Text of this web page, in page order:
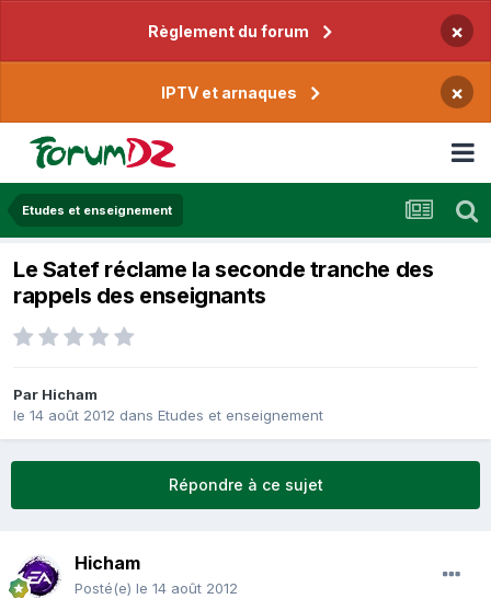
Règlement du forum ×
IPTV et arnaques ×
Etudes et enseignement
Le Satef réclame la seconde tranche des
rappels des enseignants
Par Hicham
le 14 août 2012 dans Etudes et enseignement
Répondre à ce sujet
Hicham
Posté(e) le 14 août 2012